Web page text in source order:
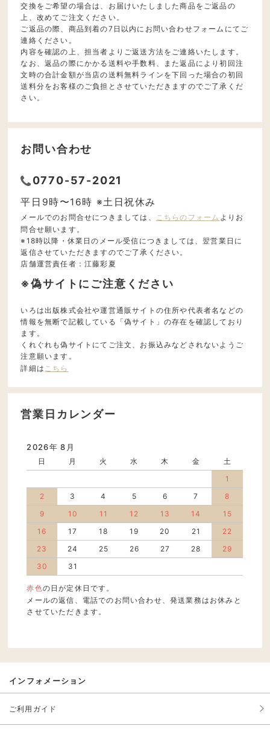
交換をご希望の場合は、お届けいたしました商品をご返品の
上、改めてご注文ください。
ご返品の際、商品到着の7日以内にお問い合わせフォームにてご
連絡ください。
内容を確認の上、担当者よりご返送方法をご連絡いたします。
なお、返品の際にかかる送料や手数料、また返品により初回注
文時の合計金額が当店の送料無料ラインを下回った場合の初回
送料分をお客様のご負担とさせていただきますのでご了承くだ
さい。
お問い合わせ
0770-57-2021
平日9時〜16時 ※土日祝休み
メールでのお問合せにつきましては、 こちらのフォーム よりお
問合せ願います。
※18時以降・休業日のメール受信につきましては、翌営業日に
返信させていただきますのでご了承ください。
店舗運営責任者：江藤彩夏
※偽サイトにご注意ください
いろは出版株式会社や運営通販サイトの住所や代表者名などの
情報を無断で記載している「偽サイト」の存在を確認しており
ます。
くれぐれも偽サイトにてご注文、お振込みなどされないようご
注意願います。
詳細は こちら
営業日カレンダー
2026年 8月
日 月 火 水 木 金
土
1
2
3 4 5 6 7
8
9
10 11 12 13 14
15
16
17 18 19 20 21
22
23
24 25 26 27 28
29
30
31
赤色の日が定休日です。
メールの返信、電話でのお問い合わせ、発送業務はお休みと
させていただきます。
インフォメーション
ご利用ガイド